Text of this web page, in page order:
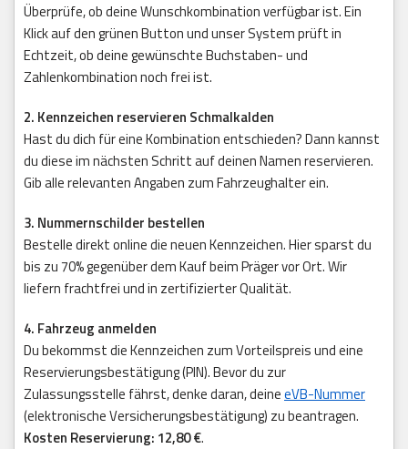
Überprüfe, ob deine Wunschkombination verfügbar ist. Ein
Klick auf den grünen Button und unser System prüft in
Echtzeit, ob deine gewünschte Buchstaben- und
Zahlenkombination noch frei ist.
2. Kennzeichen reservieren Schmalkalden
Hast du dich für eine Kombination entschieden? Dann kannst
du diese im nächsten Schritt auf deinen Namen reservieren.
Gib alle relevanten Angaben zum Fahrzeughalter ein.
3. Nummernschilder bestellen
Bestelle direkt online die neuen Kennzeichen. Hier sparst du
bis zu 70% gegenüber dem Kauf beim Präger vor Ort. Wir
liefern frachtfrei und in zertifizierter Qualität.
4. Fahrzeug anmelden
Du bekommst die Kennzeichen zum Vorteilspreis und eine
Reservierungsbestätigung (PIN). Bevor du zur
Zulassungsstelle fährst, denke daran, deineeVB-Nummer
(elektronische Versicherungsbestätigung) zu beantragen.
Kosten Reservierung: 12,80 €.